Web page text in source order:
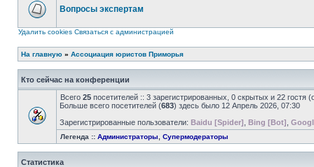
непрочитанных
Вопросы экспертам
Удалить cookies Связаться с администрацией
На главную » Ассоциация юристов Приморья
Кто сейчас на конференции
Всего 25 посетителей :: 3 зарегистрированных, 0 скрытых и 22 гостя
Больше всего посетителей (683) здесь было 12 Апрель 2026, 07:30
Зарегистрированные пользователи: Baidu [Spider] Bing [Bot]
Легенда :: Администраторы Супермодераторы
Статистика